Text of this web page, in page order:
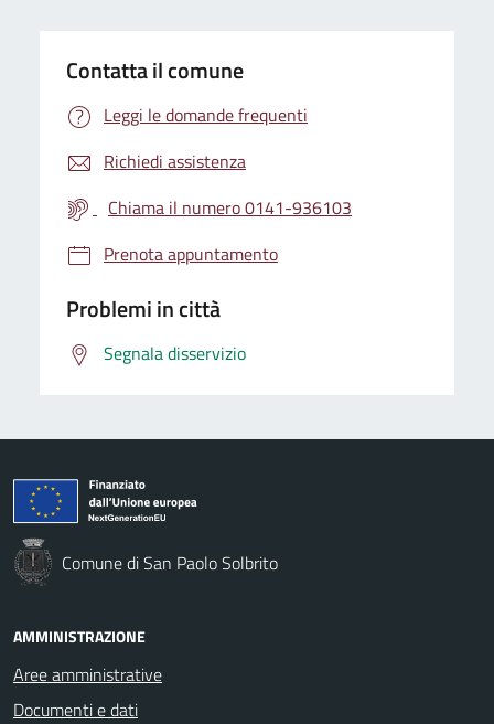
Contatta il comune
Leggi le domande frequenti
Richiedi assistenza
Chiama il numero 0141-936103
Prenota appuntamento
Problemi in città
Segnala disservizio
Comune di San Paolo Solbrito
AMMINISTRAZIONE
Aree amministrative
Documenti e dati